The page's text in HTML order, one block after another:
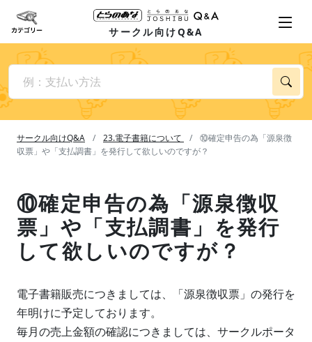
サークル向けQ&A
サークル向けQ&A 23.電子書籍について
⑩確定申告の為「源泉徴
収票」や「支払調書」を発行して欲しいのですが？
⑩確定申告の為「源泉徴収
票」や「支払調書」を発行
して欲しいのですが？
電子書籍販売につきましては、「源泉徴収票」の発行を
年明けに予定しております。
毎月の売上金額の確認につきましては、サークルポータ